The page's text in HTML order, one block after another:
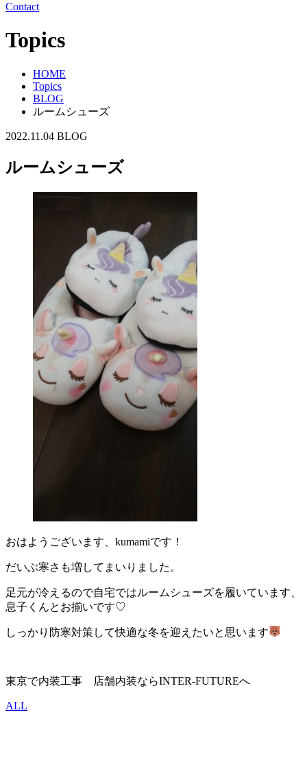
Contact
Topics
HOME
Topics
BLOG
ルームシューズ
2022.11.04 BLOG
ルームシューズ
おはようございます、kumamiです！
だいぶ寒さも増してまいりました。
足元が冷えるので自宅ではルームシューズを履いています、
息子くんとお揃いです♡
しっかり防寒対策して快適な冬を迎えたいと思います
東京で内装工事 店舗内装ならINTER-FUTUREへ
ALL